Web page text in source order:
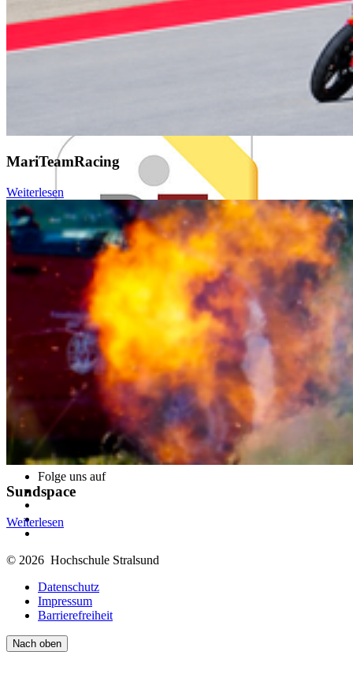
MariTeamRacing
Weiterlesen
Sundspace
Weiterlesen
Folge uns auf
© 2026 Hochschule Stralsund
Datenschutz
Impressum
Barrierefreiheit
Nach oben